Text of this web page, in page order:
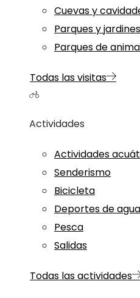
Cuevas y
Parques y jardines
Parques de
Todas las visitas
Actividades
Actividades
Senderismo
Bicicleta
Deportes de
Pesca
Salidas
Todas las actividades